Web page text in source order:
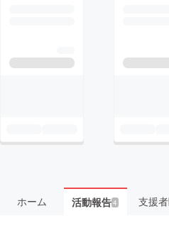
ホーム 活動報告4 支援者